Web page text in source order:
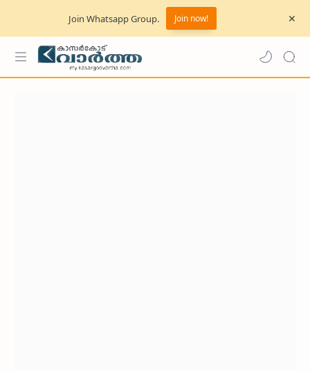
Join Whatsapp Group. Join now!